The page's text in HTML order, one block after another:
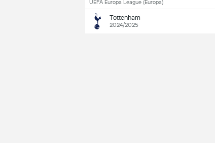
UEFA Europa League (Europa)
Tottenham
2024/2025